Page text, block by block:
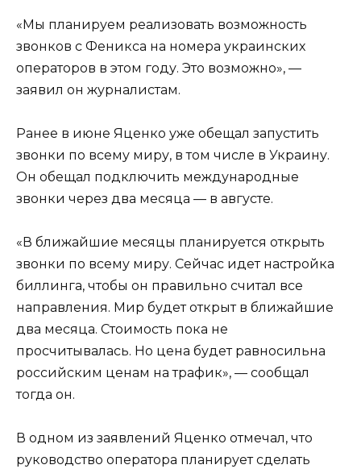
«Мы планируем реализовать возможность
звонков с Феникса на номера украинских
операторов в этом году. Это возможно», —
заявил он журналистам.
Ранее в июне Яценко уже обещал запустить
звонки по всему миру, в том числе в Украину.
Он обещал подключить международные
звонки через два месяца — в августе.
«В ближайшие месяцы планируется открыть
звонки по всему миру. Сейчас идет настройка
биллинга, чтобы он правильно считал все
направления. Мир будет открыт в ближайшие
два месяца. Стоимость пока не
просчитывалась. Но цена будет равносильна
российским ценам на трафик», — сообщал
тогда он.
В одном из заявлений Яценко отмечал, что
руководство оператора планирует сделать